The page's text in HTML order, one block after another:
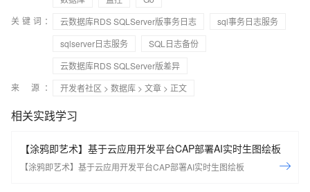
关键词：
云数据库RDS SQLServer版事务日志
sql事务日志服务
sqlserver日志服务
SQL日志备份
云数据库RDS SQLServer版差异
来 源：
开发者社区 > 数据库 > 文章 > 正文
相关实践学习
【涂鸦即艺术】基于云应用开发平台CAP部署AI实时生图绘板
【涂鸦即艺术】基于云应用开发平台CAP部署AI实时生图绘板